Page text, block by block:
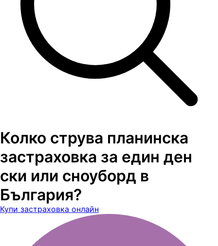
Колко струва планинска
застраховка за един ден
ски или сноуборд в
България?
Купи застраховка онлайн